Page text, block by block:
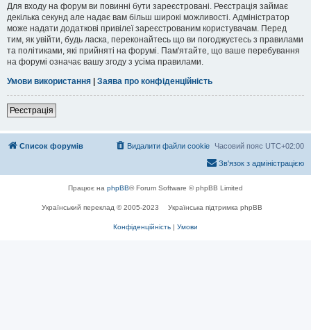
Для входу на форум ви повинні бути зареєстровані. Реєстрація займає
декілька секунд але надає вам більш широкі можливості. Адміністратор
може надати додаткові привілеї зареєстрованим користувачам. Перед
тим, як увійти, будь ласка, переконайтесь що ви погоджуєтесь з правилами
та політиками, які прийняті на форумі. Пам'ятайте, що ваше перебування
на форумі означає вашу згоду з усіма правилами.
Умови використання | Заява про конфіденційність
Реєстрація
Список форумів Часовий пояс UTC+02:00
Видалити файли cookie
Зв'язок з адміністрацією
Працює на phpBB® Forum Software © phpBB Limited
Український переклад © 2005-2023 Українська підтримка phpBB
Конфіденційність | Умови